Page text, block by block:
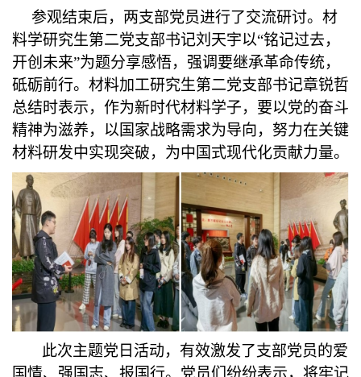
参观结束后，两支部党员进行了交流研讨。材
料学研究生第二党支部书记刘天宇以“铭记过去，
开创未来”为题分享感悟，强调要继承革命传统，
砥砺前行。材料加工研究生第二党支部书记章锐哲
总结时表示，作为新时代材料学子，要以党的奋斗
精神为滋养，以国家战略需求为导向，努力在关键
材料研发中实现突破，为中国式现代化贡献力量。
此次主题党日活动，有效激发了支部党员的爱
国情、强国志、报国行。党员们纷纷表示，将牢记